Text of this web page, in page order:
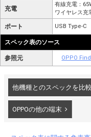
充電
有線充電：
ワイヤレス充
ポート USB Type-C
スペック表のソース
参照元 OPPO
他機種とのスペックを比較
OPPOの他の端末